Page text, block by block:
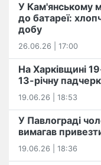
У Кам'янському
до батареї:
добу
26.06.26 | 17:00
На Харківщині
13-річну
19.06.26 | 18:53
У Павлограді
вимагав
19.06.26 | 18:36